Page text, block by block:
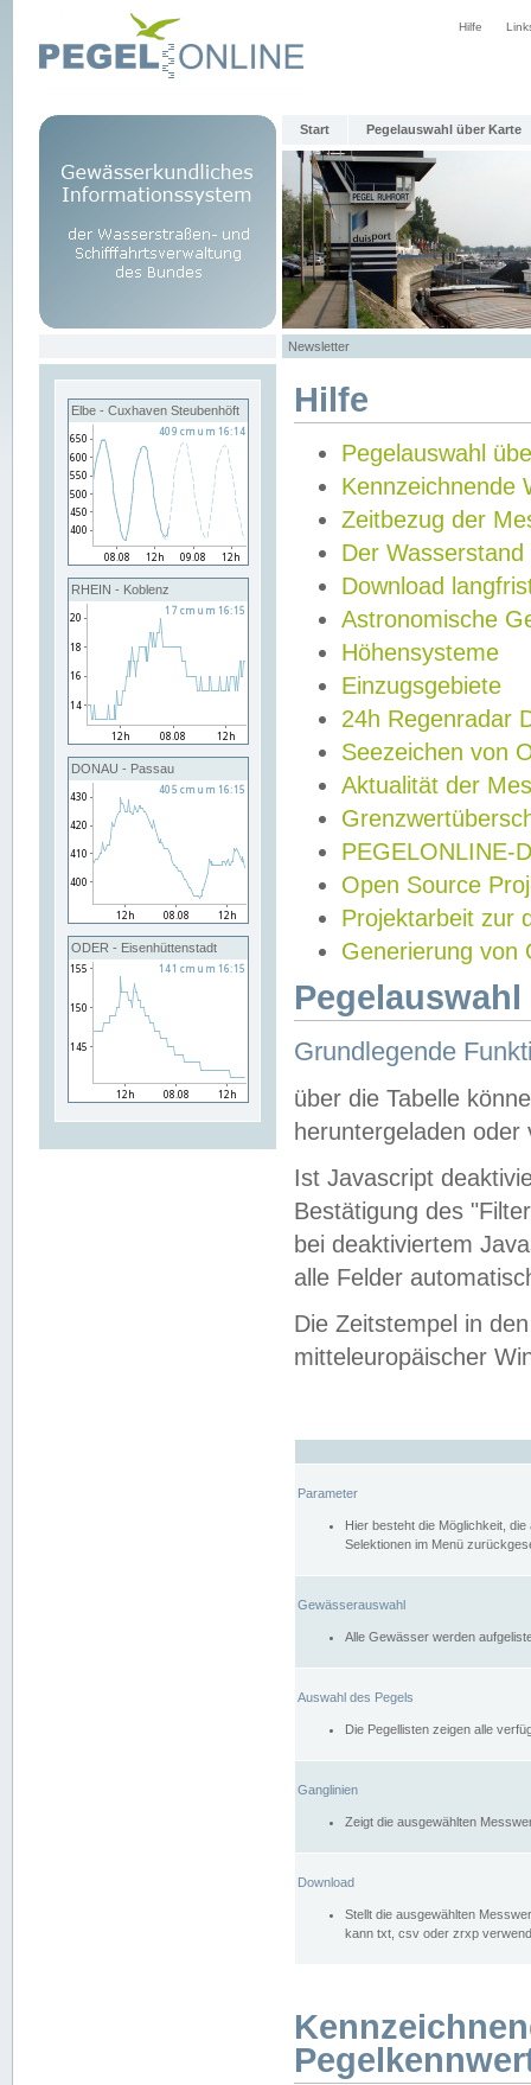
Hilfe
Start Pegelauswahl über Karte
Newsletter
Elbe - Cuxhaven Steubenhöft
RHEIN - Koblenz
DONAU - Passau
ODER - Eisenhüttenstadt
Hilfe
Pegelauswahl
Kennzeichnende
Zeitbezug der
Der Wasserstand
Download
Astronomische
Höhensysteme
Einzugsgebiete
24h Regenradar
Seezeichen von
Aktualität der
PEGELONLINE-
Open Source
Projektarbeit zur
Generierung von
Grundlegende
über die Tabelle
heruntergeladen oder
Ist Javascript
Bestätigung des
bei deaktiviertem
alle Felder
Die Zeitstempel in
mitteleuropäischer
Parameter
Hier besteht die Möglichkeit,
Selektionen im Menü
Gewässerauswahl
Alle Gewässer werden
Auswahl des Pegels
Die Pegellisten zeigen alle
Ganglinien
Zeigt die ausgewählten
Download
Stellt die ausgewählten
kann txt, csv oder zrxp